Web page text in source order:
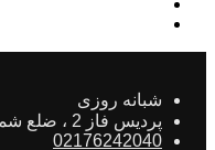
شبانه روزی
پردیس فاز 2 ، ضلع شمال غربی میدان امام
02176242040